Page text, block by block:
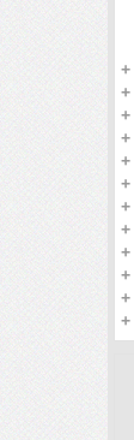
+
+
+
+
+
+
+
+
+
+
+
+